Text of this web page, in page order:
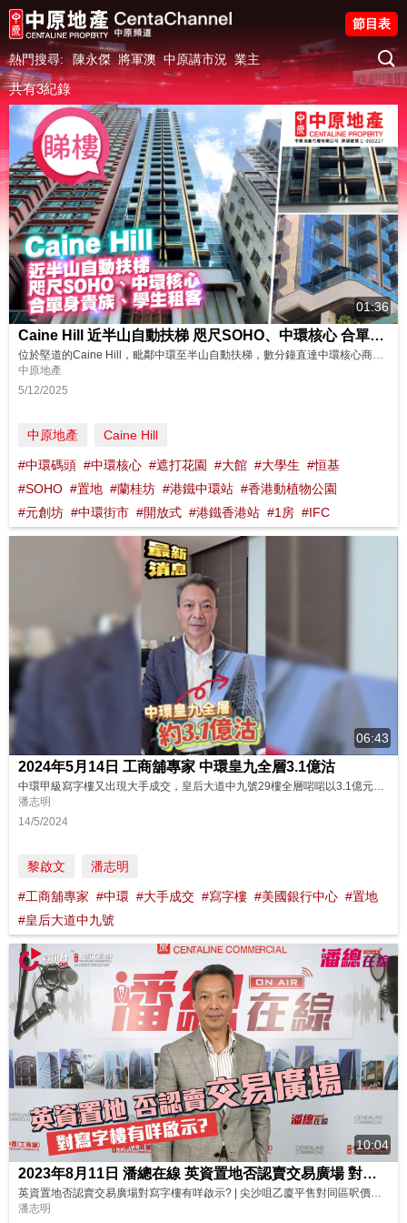
熱門搜尋: 陳永傑 將軍澳 中原講市況 業主
節目表
共有3紀錄
01:36
Caine Hill 近半山自動扶梯 咫尺SOHO、中環核心 合單身貴族 學生租客
中原地產
5/12/2025
中原地產 Caine Hill
#中環碼頭 #中環核心 #遮打花園 #大館 #大學生 #恒基
#SOHO #置地 #蘭桂坊 #港鐵中環站 #香港動植物公園
#元創坊 #中環街市 #開放式 #港鐵香港站 #1房 #IFC
06:43
2024年5月14日 工商舖專家 中環皇九全層3.1億沽
潘志明
14/5/2024
黎啟文 潘志明
#工商舖專家 #中環 #大手成交 #寫字樓 #美國銀行中心 #置地
#皇后大道中九號
10:04
2023年8月11日 潘總在線 英資置地否認賣交易廣場 對寫字樓有咩啟示?尖沙咀乙廈平售對同區呎價有冇影響
英資置地否認賣交易廣場對寫字樓有咩啟示? | 尖沙咀乙廈平售對同區呎價有冇影響? | 【潘總在線】| 中原工商舖 | 20230811 (粵) 近日市傳英資置地以160億放售交易廣場第3座，置地亦澄清無計劃出售物業，消息對甲級商廈有咩啟示呢?投資者入市有咩考慮？ 另外，尖沙咀柯士甸路28號全幢小型商廈，最近以約1.38億元沽出，呎價大減，屬市場罕有，到底對同區乙廈有咩影響呢？ 講者:...
潘志明